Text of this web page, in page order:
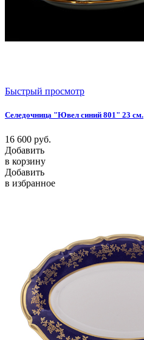
Быстрый просмотр
Селедочница "Ювел синий 801" 23 см.
16 600 руб.
Добавить
в корзину
Добавить
в избранное